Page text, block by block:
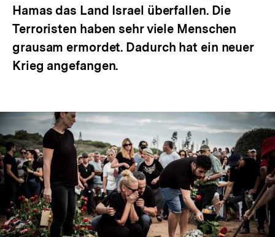
Hamas das Land Israel überfallen. Die
Terroristen haben sehr viele Menschen
grausam ermordet. Dadurch hat ein neuer
Krieg angefangen.